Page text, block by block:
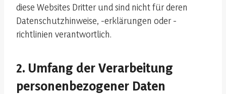
diese Websites Dritter und sind nicht für deren
Datenschutzhinweise, -erklärungen oder -
richtlinien verantwortlich.
2. Umfang der Verarbeitung
personenbezogener Daten